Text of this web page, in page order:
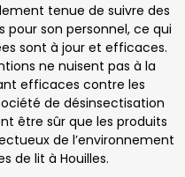
tenue de suivre des
son personnel, ce qui
sont à jour et efficaces.
ne nuisent pas à la
efficaces contre les
de désinsectisation
être sûr que les produits
de l’environnement
de lit à Houilles.